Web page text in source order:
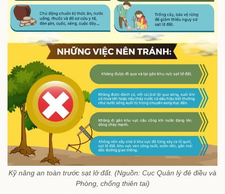
Kỹ năng an toàn trước sạt lở đất. (Nguồn: Cục Quản lý đê điều và
Phòng, chống thiên tai)